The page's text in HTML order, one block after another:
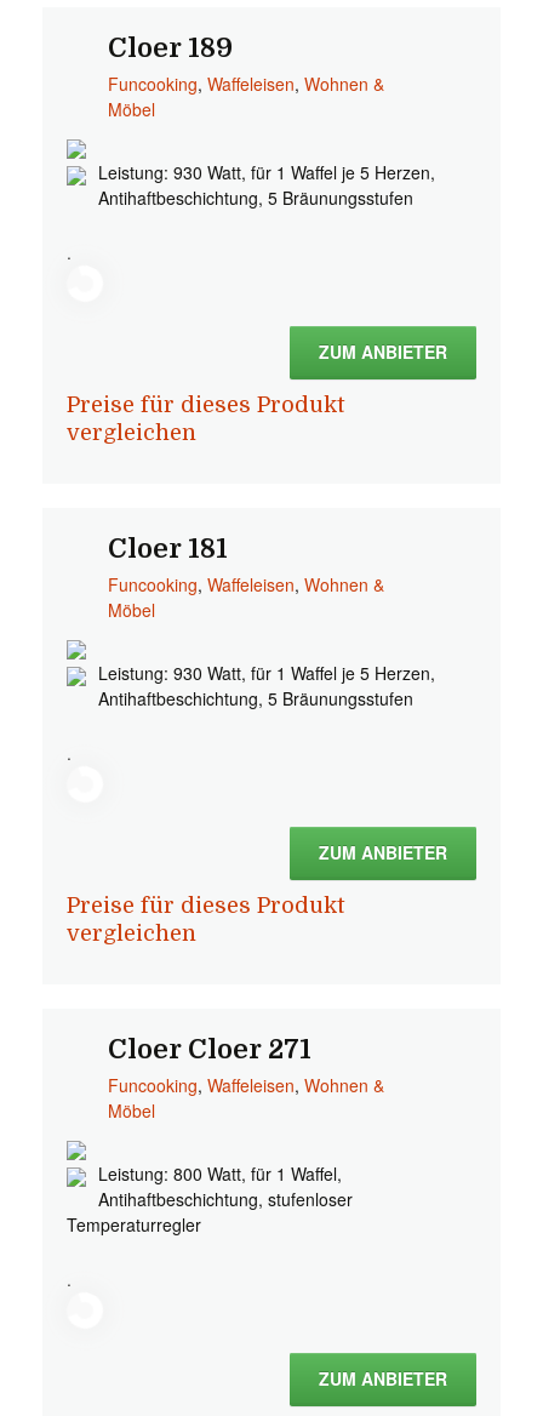
Cloer 189
Funcooking, Waffeleisen, Wohnen &
Möbel
Leistung: 930 Watt, für 1 Waffel je 5 Herzen,
Antihaftbeschichtung, 5 Bräunungsstufen
.
ZUM ANBIETER
Preise für dieses Produkt
vergleichen
Cloer 181
Funcooking, Waffeleisen, Wohnen &
Möbel
Leistung: 930 Watt, für 1 Waffel je 5 Herzen,
Antihaftbeschichtung, 5 Bräunungsstufen
.
ZUM ANBIETER
Preise für dieses Produkt
vergleichen
Cloer Cloer 271
Funcooking, Waffeleisen, Wohnen &
Möbel
Leistung: 800 Watt, für 1 Waffel,
Antihaftbeschichtung, stufenloser
Temperaturregler
.
ZUM ANBIETER